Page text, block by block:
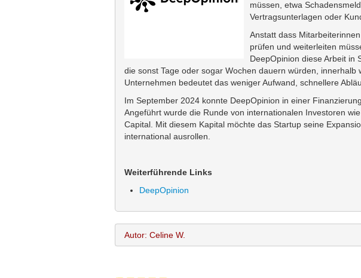
müssen, etwa
Vertragsunterlagen oder
Anstatt dass
prüfen und weiterleiten
DeepOpinion diese Arbeit in
die sonst Tage oder sogar Wochen dauern würden,
Unternehmen bedeutet das weniger Aufwand, schnellere
Im September 2024 konnte DeepOpinion in einer
Angeführt wurde die Runde von internationalen Investoren
Capital. Mit diesem Kapital möchte das Startup seine
international ausrollen.
Weiterführende Links
DeepOpinion
Autor: Celine W.